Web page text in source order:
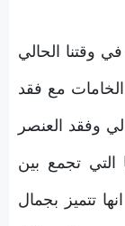
وقتنا الحالي
مع فقد
وفقد العنصر
التي تجمع بين
تتميز بجمال